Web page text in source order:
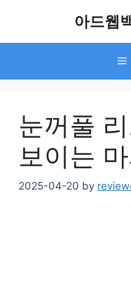
아드웹
눈꺼풀
보이는
2025-04-20 by